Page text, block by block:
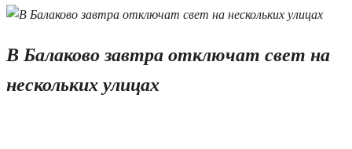
В Балаково завтра отключат свет на
нескольких улицах